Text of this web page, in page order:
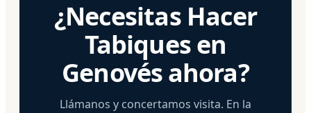
¿Necesitas Hacer
Tabiques en
Genovés ahora?
Llámanos y concertamos visita. En la